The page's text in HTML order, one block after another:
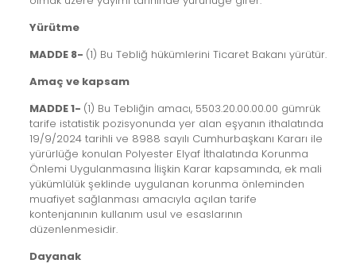
Yürütme
MADDE 8- (1) Bu Tebliğ hükümlerini Ticaret Bakanı yürütür.
Amaç ve kapsam
MADDE 1- (1) Bu Tebliğin amacı, 5503.20.00.00.00 gümrük
tarife istatistik pozisyonunda yer alan eşyanın ithalatında
19/9/2024 tarihli ve 8988 sayılı Cumhurbaşkanı Kararı ile
yürürlüğe konulan Polyester Elyaf İthalatında Korunma
Önlemi Uygulanmasına İlişkin Karar kapsamında, ek mali
yükümlülük şeklinde uygulanan korunma önleminden
muafiyet sağlanması amacıyla açılan tarife
kontenjanının kullanım usul ve esaslarının
düzenlenmesidir.
Dayanak